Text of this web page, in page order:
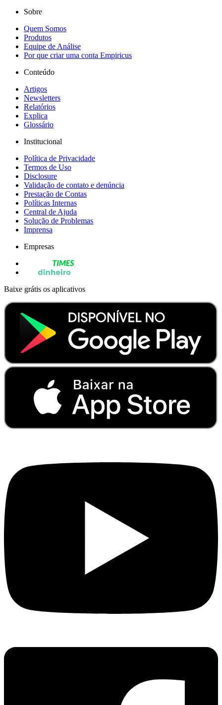
Sobre
Quem Somos
Produtos
Equipe de Análise
Por que criar uma conta Empiricus
Conteúdo
Artigos
Newsletters
Relatórios
Explica
Glossário
Institucional
Política de Privacidade
Termos de Uso
Disclosure
Validação de contato e denúncia
Prestação de Contas
Políticas Internas
Central de Ajuda
Solução de Problemas
Imprensa
Empresas
Baixe grátis os aplicativos